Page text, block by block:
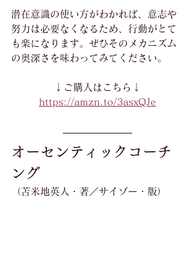
潜在意識の使い方がわかれば、意志や
努力は必要なくなるため、行動がとて
も楽になります。ぜひそのメカニズム
の奥深さを味わってみてください。
↓ご購入はこちら↓
https://amzn.to/3asxQJe
オーセンティックコーチ
ング
（苫米地英人・著／サイゾー・版）